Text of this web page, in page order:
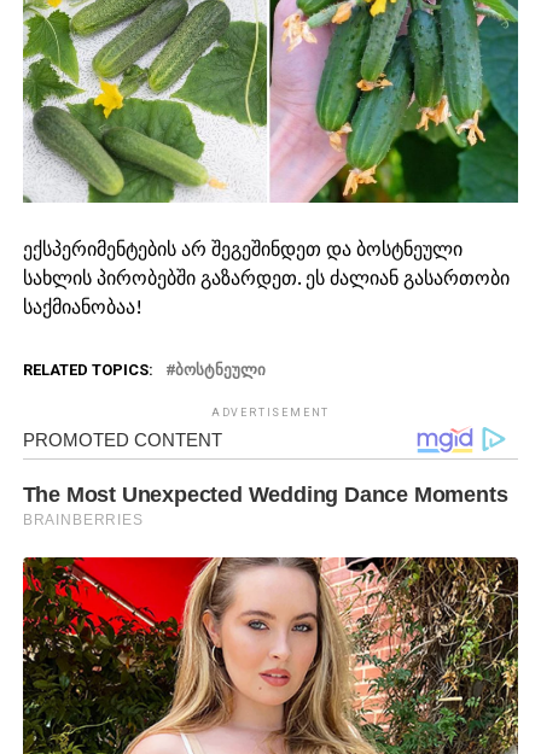
ექსპერიმენტების არ შეგეშინდეთ და ბოსტნეული
სახლის პირობებში გაზარდეთ. ეს ძალიან გასართობი
საქმიანობაა!
RELATED TOPICS: ᲑᲝᲡᲢᲜᲔᲣᲚᲘ
ADVERTISEMENT